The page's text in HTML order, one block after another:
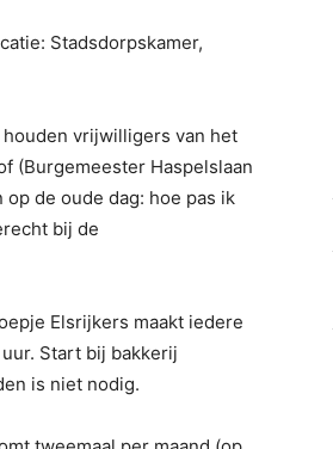
Stadsdorpskamer,
houden vrijwilligers van het
(Burgemeester Haspelslaan
de oude dag: hoe pas ik
bij de
Elsrijkers maakt iedere
Start bij bakkerij
is niet nodig.